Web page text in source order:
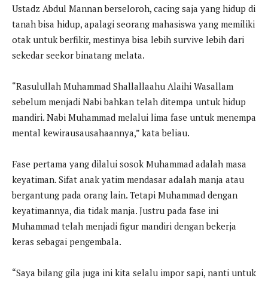
Ustadz Abdul Mannan berseloroh, cacing saja yang hidup di
tanah bisa hidup, apalagi seorang mahasiswa yang memiliki
otak untuk berfikir, mestinya bisa lebih survive lebih dari
sekedar seekor binatang melata.
“Rasulullah Muhammad Shallallaahu Alaihi Wasallam
sebelum menjadi Nabi bahkan telah ditempa untuk hidup
mandiri. Nabi Muhammad melalui lima fase untuk menempa
mental kewirausausahaannya,” kata beliau.
Fase pertama yang dilalui sosok Muhammad adalah masa
keyatiman. Sifat anak yatim mendasar adalah manja atau
bergantung pada orang lain. Tetapi Muhammad dengan
keyatimannya, dia tidak manja. Justru pada fase ini
Muhammad telah menjadi figur mandiri dengan bekerja
keras sebagai pengembala.
“Saya bilang gila juga ini kita selalu impor sapi, nanti untuk